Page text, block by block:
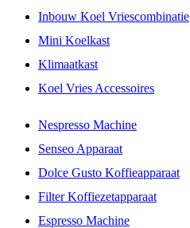
Inbouw Koel Vriescombinatie
Mini Koelkast
Klimaatkast
Koel Vries Accessoires
Nespresso Machine
Senseo Apparaat
Dolce Gusto Koffieapparaat
Filter Koffiezetapparaat
Espresso Machine